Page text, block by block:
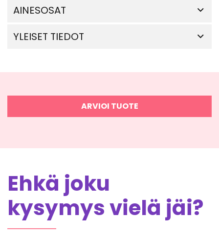
AINESOSAT
YLEISET TIEDOT
ARVIOI TUOTE
Ehkä joku
kysymys vielä jäi?